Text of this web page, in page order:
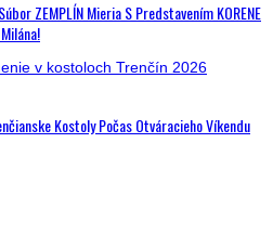
ZEMPLÍN Mieria S Predstavením KORENE
Kostoly Počas Otváracieho Víkendu